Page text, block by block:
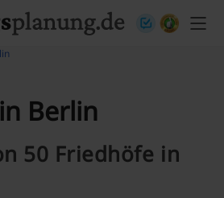
Berlin
50 Friedhöfe in